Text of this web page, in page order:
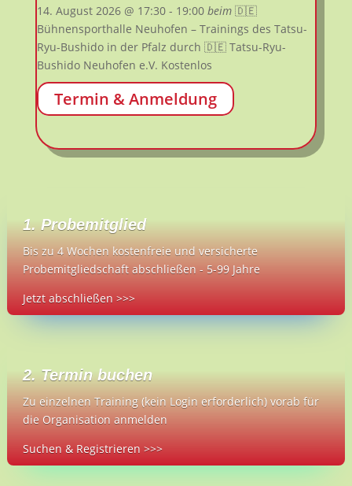
🇩🇪 Tatsu-Ryu-Bushido für Kinder 10-13
Jahren – KIDS2 – in Limburgerhof + Kids
🇩🇪 Tatsu-Ryu-Bushido für Kinder 10-13
12. August 2026 @ 18:30
Bosch-Gymnastikhalle-Limburgerhof
Tatsu-Ryu-Bushido Limburgerhof e.V.
2Schnupperstunde,Angebote-Kinder,DOJO-TRB-
14. August 2026@ 17:30- 19:00beim 🇩🇪
Bühnensporthalle Neuhofen – Trainings des Tatsu-
Ryu-Bushido in der Pfalz durch 🇩🇪 Tatsu-Ryu-
Bushido Neuhofen e.V. Kostenlos
Termin & Anmeldung
1. Probemitglied
Bis zu 4 Wochen kostenfreie und versicherte
Probemitgliedschaft abschließen - 5-99 Jahre
Jetzt abschließen >>>
2. Termin buchen
Zu einzelnen Training (kein Login erforderlich) vorab für
die Organisation anmelden
Suchen & Registrieren >>>